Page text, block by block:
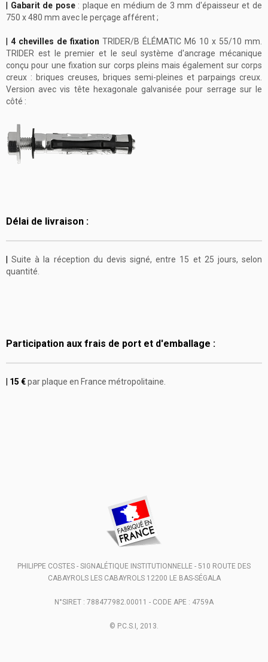
Gabarit de pose: plaque en médium de 3 mm d'épaisseur et de
750 x 480 mm avec le perçage afférent ;
4 chevilles de fixation TRIDER/B ÉLÉMATIC M6 10 x 55/10 mm.
TRIDER est le premier et le seul système d'ancrage mécanique
conçu pour une fixation sur corps pleins mais également sur corps
creux : briques creuses, briques semi-pleines et parpaings creux.
Version avec vis tête hexagonale galvanisée pour serrage sur le
côté :
Délai de livraison :
|Suite à la réception du devis signé, entre 15 et 25 jours, selon
quantité.
Participation aux frais de port et d'emballage :
15 €par plaque en France métropolitaine.
PHILIPPE COSTES - SIGNALÉTIQUE INSTITUTIONNELLE - 510 ROUTE DES
CABAYROLS LES CABAYROLS12200 LE BAS-SÉGALA
N°SIRET : 788477982.00011 - CODE APE : 4759A
© P.C.S.I, 2013.